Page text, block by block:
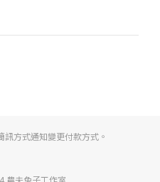
方式通知變更付款方式。